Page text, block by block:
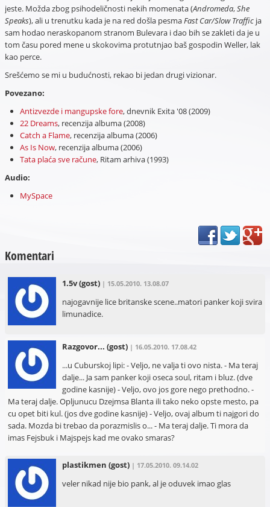
jeste. Možda zbog psihodeličnosti nekih momenata (Andromeda,She
Speaks), ali u trenutku kada je na red došla pesmaFast Car/Slow Trafficja
sam hodao neraskopanom stranom Bulevara i dao bih se zakleti da je u
tom času pored mene u skokovima protutnjao baš gospodin Weller, lak
kao perce.
Srešćemo se mi u budućnosti, rekao bi jedan drugi vizionar.
Povezano:
Antizvezde i mangupske fore, dnevnik Exita '08 (2009)
22 Dreams, recenzija albuma (2008)
Catch a Flame, recenzija albuma (2006)
As Is Now, recenzija albuma (2006)
Tata plaća sve račune, Ritam arhiva (1993)
Audio:
MySpace
Komentari
1.5v(gost) | 15.05.2010. 13.08.07
najogavnije lice britanske scene..matori panker koji svira
limunadice.
Razgovor... (gost) | 16.05.2010. 17.08.42
...u Cuburskoj lipi: - Veljo, ne valja ti ovo nista. - Ma teraj
dalje... Ja sam panker koji oseca soul, ritam i bluz. (dve
godine kasnije) - Veljo, ovo jos gore nego prethodno. -
Ma teraj dalje. Opljunucu Dzejmsa Blanta ili tako neko opste mesto, pa
cu opet biti kul. (jos dve godine kasnije) - Veljo, ovaj album ti najgori do
sada. Mozda bi trebao da porazmislis o... - Ma teraj dalje. Ti mora da
imas Fejsbuk i Majspejs kad me ovako smaras?
plastikmen (gost) | 17.05.2010. 09.14.02
veler nikad nije bio pank, al je oduvek imao glas